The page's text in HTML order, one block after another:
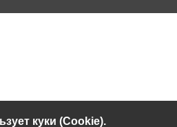
куки (Cookie).